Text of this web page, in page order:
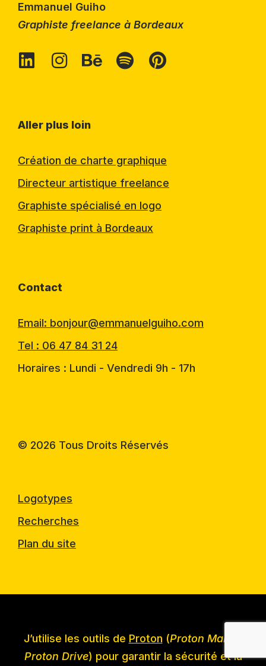
Emmanuel Guiho
Graphiste freelance à Bordeaux
Aller plus loin
Création de charte graphique
Directeur artistique freelance
Graphiste spécialisé en logo
Graphiste print à Bordeaux
Contact
Email: bonjour@emmanuelguiho.com
Tel : 06 47 84 31 24
Horaires : Lundi - Vendredi 9h - 17h
© 2026 Tous Droits Réservés
Logotypes
Recherches
Plan du site
J’utilise les outils de Proton (Proton Mail
Proton Drive) pour garantir la sécurité et la